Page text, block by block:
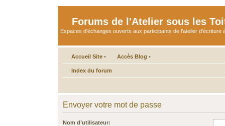
Forums de l'Atelier sous les
Espaces d'échanges ouverts aux participants de l'atelier d'écriture
Accueil Site • Accès Blog •
Index du forum
Envoyer votre mot de passe
Nom d’utilisateur: